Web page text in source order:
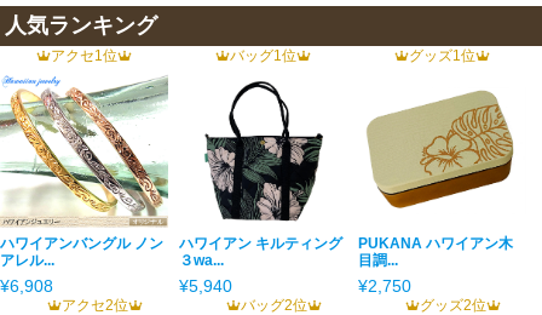
人気ランキング
アクセ1位
ハワイアンバングル ノン
アレル...
¥6,908
バッグ1位
ハワイアン キルティング
３wa...
¥5,940
グッズ1位
PUKANA ハワイアン木
目調...
¥2,750
アクセ2位 バッグ2位 グッズ2位